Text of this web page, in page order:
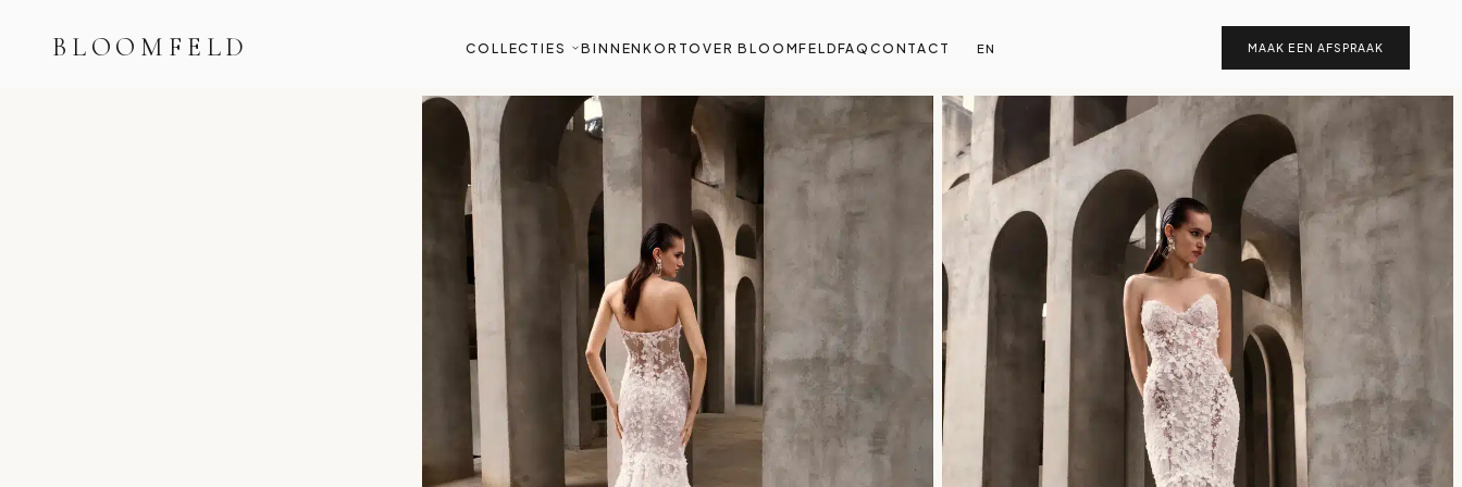
BLOOMFELD COLLECTIES BINNENKORTOVER BLOOMFELDFAQCONTACT EN MAAK EEN AFSPRAAK